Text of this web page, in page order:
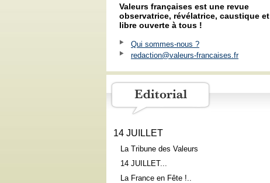
Valeurs françaises est une revue
observatrice, révélatrice, caustique et
libre ouverte à tous !
Qui sommes-nous ?
redaction@valeurs-francaises.fr
14 JUILLET
La Tribune des Valeurs
14 JUILLET...
La France en Fête !..